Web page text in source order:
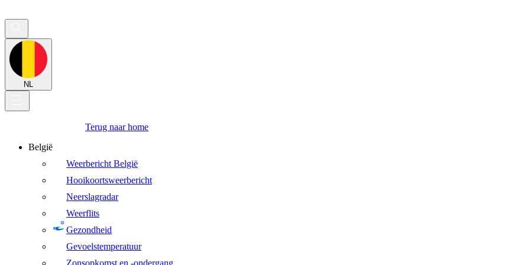
NL
Terug naar home
België
Weerbericht België
Hooikoortsweerbericht
Neerslagradar
Weerflits
Gezondheid
Gevoelstemperatuur
Zonsopkomst en -ondergang